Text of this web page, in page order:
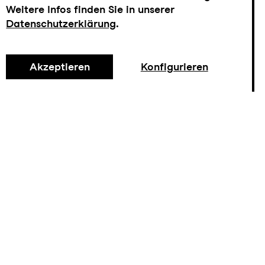
Weitere Infos finden Sie in unserer
Datenschutzerklärung.
Akzeptieren Konfigurieren